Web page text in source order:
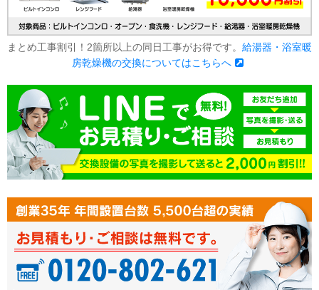
まとめ工事割引！2箇所以上の同日工事がお得です。 給湯器・浴室暖
房乾燥機の交換についてはこちらへ